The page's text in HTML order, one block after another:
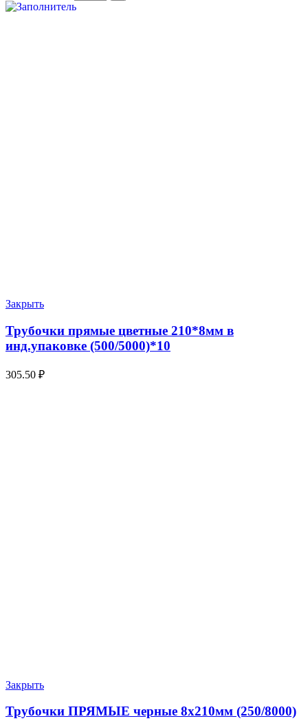
Закрыть
Трубочки прямые цветные 210*8мм в
инд.упаковке (500/5000)*10
305.50 ₽
Закрыть
Трубочки ПРЯМЫЕ черные 8х210мм (250/8000)